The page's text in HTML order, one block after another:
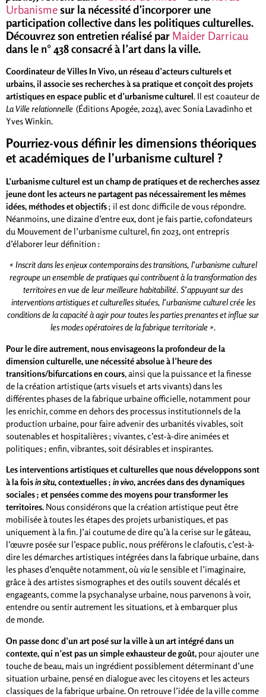
Urbanisme sur la nécessité d’incorporer une
participation collective dans les politiques culturelles.
Découvrez son entretien réalisé par Maider Darricau
dans le n° 438 consacré à l’art dans la ville.
Coordinateur de Villes In Vivo, un réseau d’acteurs culturels et
urbains, il associe ses recherches à sa pratique et conçoit des projets
artistiques en espace public et d’urbanisme culturel. Il est coauteur de
La Ville relationnelle (Éditions Apogée, 2024), avec Sonia Lavadinho et
Yves Winkin.
Pourriez-vous définir les dimensions théoriques
et académiques de l’urbanisme culturel ?
L’urbanisme culturel est un champ de pratiques et de recherches assez
jeune dont les acteurs ne partagent pas nécessairement les mêmes
idées, méthodes et objectifs; il est donc difficile de vous répondre.
Néanmoins, une dizaine d’entre eux, dont je fais partie, cofondateurs
du Mouvement de l’urbanisme culturel, fin 2023, ont entrepris
d’élaborer leur définition :
« Inscrit dans les enjeux contemporains des transitions, l’urbanisme culturel
regroupe un ensemble de pratiques qui contribuent à la transformation des
territoires en vue de leur meilleure habitabilité. S’appuyant sur des
interventions artistiques et culturelles situées, l’urbanisme culturel crée les
conditions de la capacité à agir pour toutes les parties prenantes et influe sur
les modes opératoires de la fabrique territoriale ».
Pour le dire autrement, nous envisageons la profondeur de la
dimension culturelle, une nécessité absolue à l’heure des
transitions/bifurcations en cours, ainsi que la puissance et la finesse
de la création artistique (arts visuels et arts vivants) dans les
différentes phases de la fabrique urbaine officielle, notamment pour
les enrichir, comme en dehors des processus institutionnels de la
production urbaine, pour faire advenir des urbanités vivables, soit
soutenables et hospitalières ; vivantes, c’est-à-dire animées et
politiques ; enfin, vibrantes, soit désirables et inspirantes.
Les interventions artistiques et culturelles que nous développons sont
à la foisin situ, contextuelles ; in vivo, ancrées dans des dynamiques
sociales ; et pensées comme des moyens pour transformer les
territoires. Nous considérons que la création artistique peut être
mobilisée à toutes les étapes des projets urbanistiques, et pas
uniquement à la fin. J’ai coutume de dire qu’à la cerise sur le gâteau,
l’œuvre posée sur l’espace public, nous préférons le clafoutis, c’est-à-
dire les démarches artistiques intégrées dans la fabrique urbaine, dans
les phases d’enquête notamment, où via le sensible et l’imaginaire,
grâce à des artistes sismographes et des outils souvent décalés et
engageants, comme la psychanalyse urbaine, nous parvenons à voir,
entendre ou sentir autrement les situations, et à embarquer plus
de monde.
On passe donc d’un art posé sur la ville à un art intégré dans un
contexte, qui n’est pas un simple exhausteur de goût, pour ajouter une
touche de beau, mais un ingrédient possiblement déterminant d’une
situation urbaine, pensé en dialogue avec les citoyens et les acteurs
classiques de la fabrique urbaine. On retrouve l’idée de la ville comme